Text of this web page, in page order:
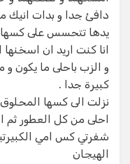
دافئ جدا و بدات انيك
يدها تتحسس على كسها
انا كنت اريد ان
و الزب باحلى ما يكون
كبيرة جدا .
نزلت الى كسها
احلى من كل العطور
شفرتي كس امي
الهيجان